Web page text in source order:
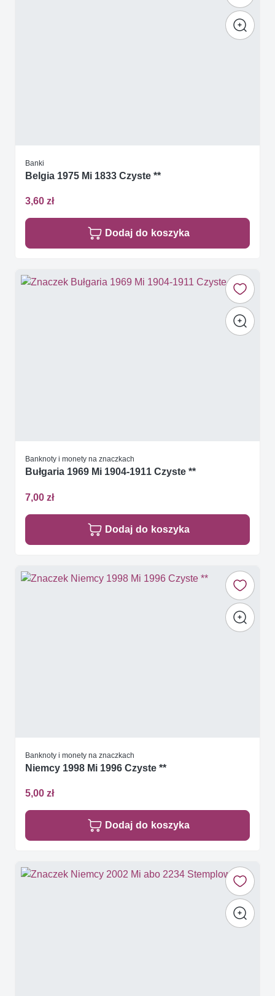
Banki
Belgia 1975 Mi 1833 Czyste **
3,60 zł
Dodaj do koszyka
Banknoty i monety na znaczkach
Bułgaria 1969 Mi 1904-1911 Czyste **
7,00 zł
Dodaj do koszyka
Banknoty i monety na znaczkach
Niemcy 1998 Mi 1996 Czyste **
5,00 zł
Dodaj do koszyka